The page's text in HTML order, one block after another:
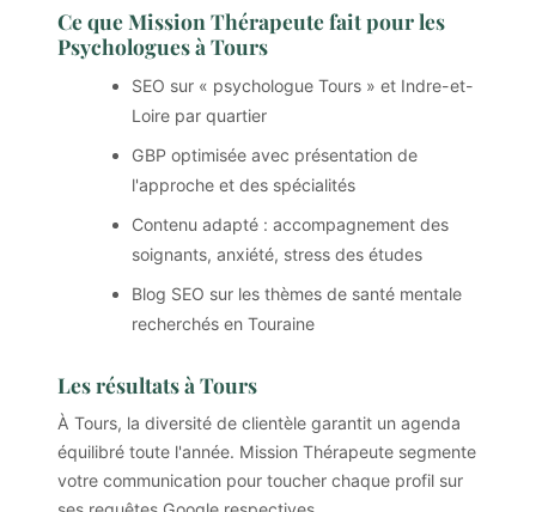
Ce que Mission Thérapeute fait pour les
Psychologues à Tours
SEO sur « psychologue Tours » et Indre-et-
Loire par quartier
GBP optimisée avec présentation de
l'approche et des spécialités
Contenu adapté : accompagnement des
soignants, anxiété, stress des études
Blog SEO sur les thèmes de santé mentale
recherchés en Touraine
Les résultats à Tours
À Tours, la diversité de clientèle garantit un agenda
équilibré toute l'année. Mission Thérapeute segmente
votre communication pour toucher chaque profil sur